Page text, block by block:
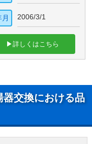
2006/3/1
▶詳しくはこちら
交換における品